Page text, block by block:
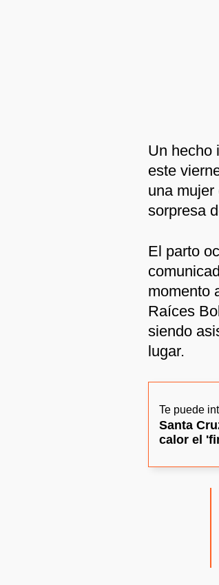
Un hecho
este
una
sorpresa
El parto
momento
Raíces
siendo
lugar.
Te puede
Santa
calor el